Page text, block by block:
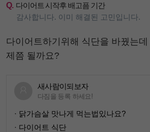
Q. 다이어트 시작후 배고픔 기간
감사합니다. 이미 해결된 고민입니다.
다이어트하기위해 식단을 바꿨는
제쯤 될까요?
새사람이되보자
다짐을 등록 하세요!
· 닭가슴살 맛나게 먹는법있나요?
· 다이어트 식단